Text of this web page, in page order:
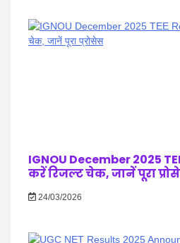
IGNOU December 2025
करें रिजल्ट चेक, जानें पूरा
24/03/2026